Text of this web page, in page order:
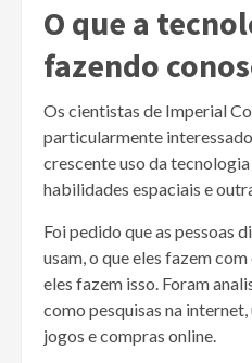
O que a
fazendo
Os cientistas de Imperial
particularmente
crescente uso da
habilidades espaciais e
Foi pedido que as pessoas
usam, o que eles fazem
eles fazem isso. Foram
como pesquisas na internet,
jogos e compras online.